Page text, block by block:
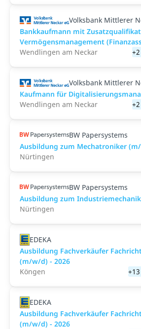
Volksbank Mittlerer
Bankkaufmann mit
Vermögensmanagement
Wendlingen am Neckar
Volksbank Mittlerer
Kaufmann für
Wendlingen am Neckar
BW Papersystems
Ausbildung zum Mechatroniker
Nürtingen
BW Papersystems
Ausbildung zum
Nürtingen
EDEKA
Ausbildung Fachverkäufer
(m/w/d) - 2026
Köngen
EDEKA
Ausbildung Fachverkäufer
(m/w/d) - 2026